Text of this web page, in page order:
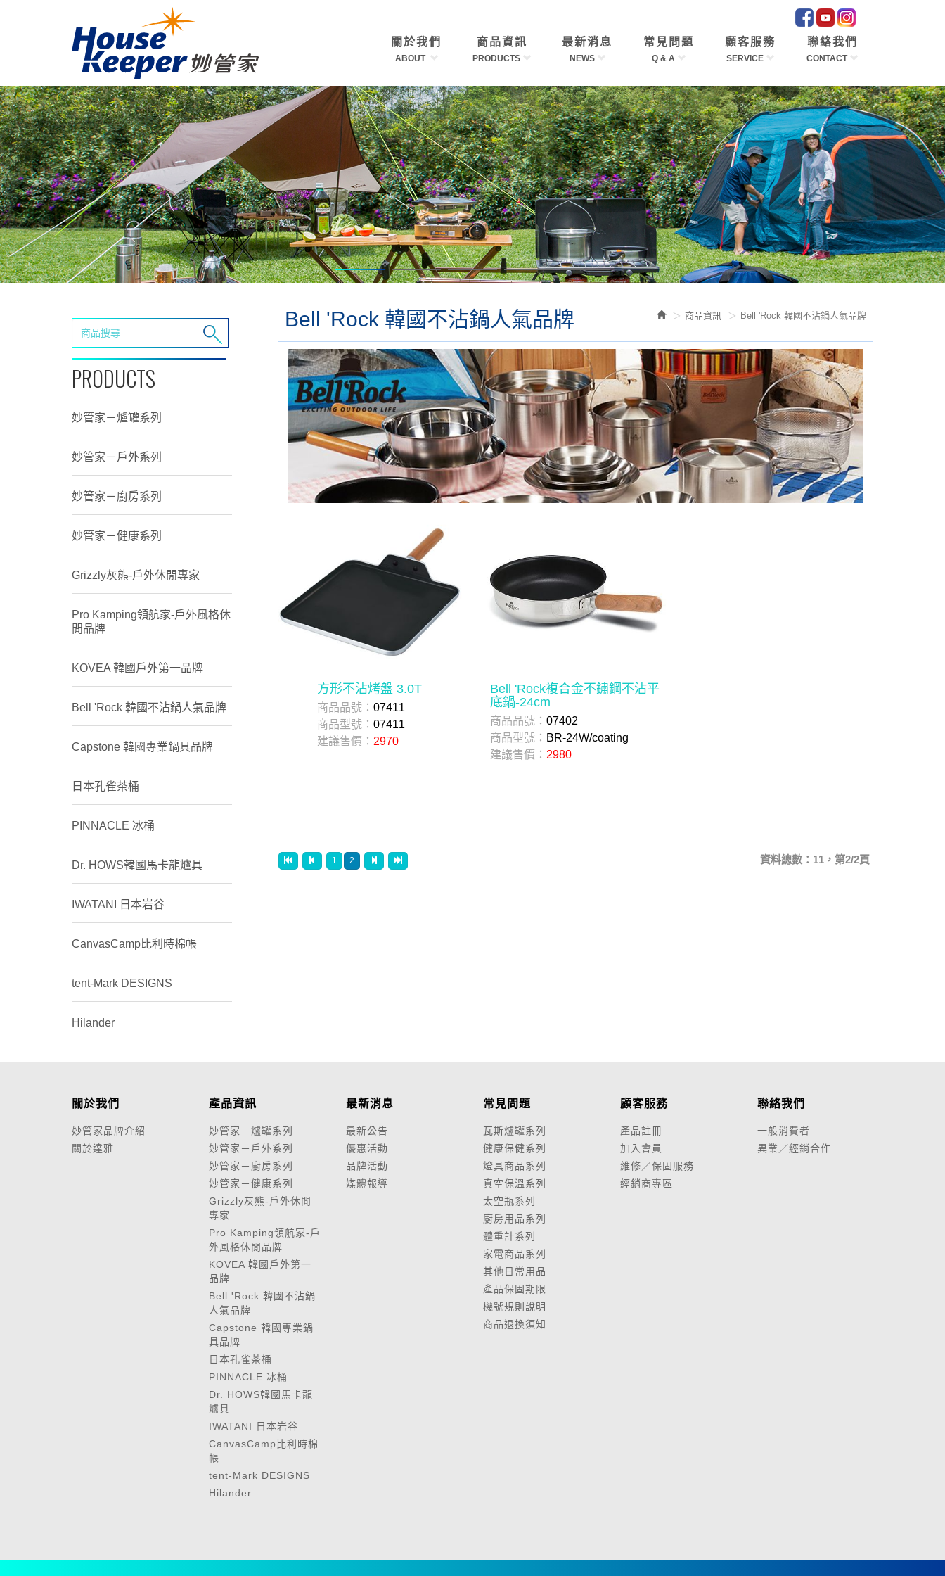
關於我們
ABOUT
商品資訊
PRODUCTS
最新消息
NEWS
常見問題
Q & A
顧客服務
SERVICE
聯絡我們
CONTACT
PRODUCTS
妙管家－爐罐系列
妙管家－戶外系列
妙管家－廚房系列
妙管家－健康系列
Grizzly灰熊-戶外休閒專家
Pro Kamping領航家-戶外風格休
閒品牌
KOVEA 韓國戶外第一品牌
Bell 'Rock 韓國不沾鍋人氣品牌
Capstone 韓國專業鍋具品牌
日本孔雀茶桶
PINNACLE 冰桶
Dr. HOWS韓國馬卡龍爐具
IWATANI 日本岩谷
CanvasCamp比利時棉帳
tent-Mark DESIGNS
Hilander
商品資訊 Bell 'Rock 韓國不沾鍋人氣品牌
Bell 'Rock 韓國不沾鍋人氣品牌
方形不沾烤盤 3.0T
商品品號：07411
商品型號：07411
建議售價：2970
Bell 'Rock複合金不鏽鋼不沾平
底鍋-24cm
商品品號： 07402
商品型號： BR-24W/coating
建議售價： 2980
1 2 資料總數：11，第2/2頁
關於我們
妙管家品牌介紹
關於達雅
產品資訊
妙管家－爐罐系列
妙管家－戶外系列
妙管家－廚房系列
妙管家－健康系列
Grizzly灰熊-戶外休閒
專家
Pro Kamping領航家-戶
外風格休閒品牌
KOVEA 韓國戶外第一
品牌
Bell 'Rock 韓國不沾鍋
人氣品牌
Capstone 韓國專業鍋
具品牌
日本孔雀茶桶
PINNACLE 冰桶
Dr. HOWS韓國馬卡龍
爐具
IWATANI 日本岩谷
CanvasCamp比利時棉
帳
tent-Mark DESIGNS
Hilander
最新消息
最新公告
優惠活動
品牌活動
媒體報導
常見問題
瓦斯爐罐系列
健康保健系列
燈具商品系列
真空保溫系列
太空瓶系列
廚房用品系列
體重計系列
家電商品系列
其他日常用品
產品保固期限
機號規則說明
商品退換須知
顧客服務
產品註冊
加入會員
維修／保固服務
經銷商專區
聯絡我們
一般消費者
異業／經銷合作